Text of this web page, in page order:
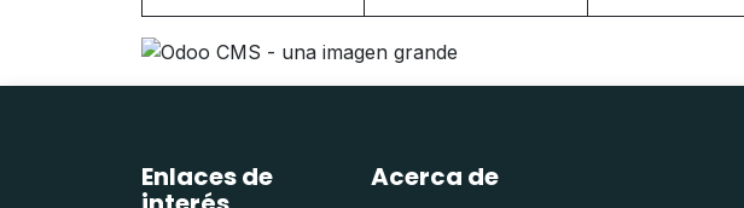
Enlaces de Acerca de